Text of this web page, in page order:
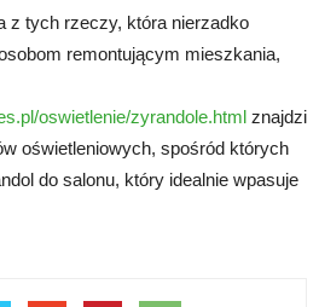
z tych rzeczy, która nierzadko
remontującym mieszkania,
oswietlenie/zyrandole.html znajdzi
oświetleniowych, spośród których
do salonu, który idealnie wpasuje